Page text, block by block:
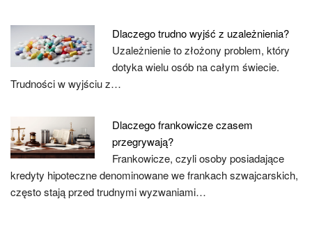
Dlaczego trudno wyjść z uzależnienia?
Uzależnienie to złożony problem, który
dotyka wielu osób na całym świecie.
Trudności w wyjściu z…
Dlaczego frankowicze czasem
przegrywają?
Frankowicze, czyli osoby posiadające
kredyty hipoteczne denominowane we frankach szwajcarskich,
często stają przed trudnymi wyzwaniami…